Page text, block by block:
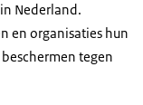
Nederland.
en organisaties hun
tegen